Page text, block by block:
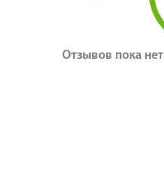
Отзывов пока нет